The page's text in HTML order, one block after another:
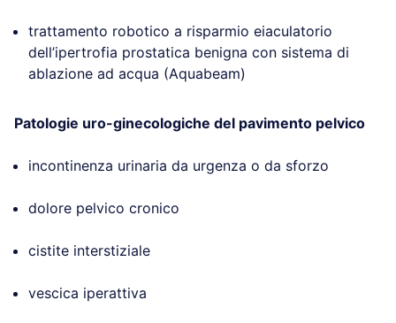
trattamento robotico a risparmio eiaculatorio
dell’ipertrofia prostatica benigna con sistema di
ablazione ad acqua (Aquabeam)
Patologie uro-ginecologiche del pavimento pelvico
incontinenza urinaria da urgenza o da sforzo
dolore pelvico cronico
cistite interstiziale
vescica iperattiva